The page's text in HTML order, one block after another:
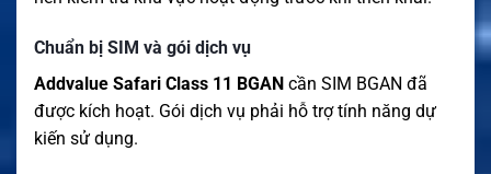
Chuẩn bị SIM và gói dịch vụ
Addvalue Safari Class 11 BGAN cần SIM BGAN đã
được kích hoạt. Gói dịch vụ phải hỗ trợ tính năng dự
kiến sử dụng.